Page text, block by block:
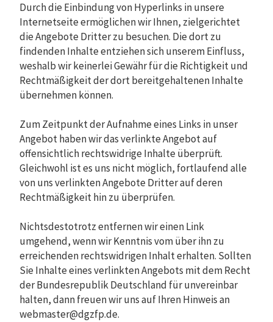
Durch die Einbindung von Hyperlinks in unsere
Internetseite ermöglichen wir Ihnen, zielgerichtet
die Angebote Dritter zu besuchen. Die dort zu
findenden Inhalte entziehen sich unserem Einfluss,
weshalb wir keinerlei Gewähr für die Richtigkeit und
Rechtmäßigkeit der dort bereitgehaltenen Inhalte
übernehmen können.
Zum Zeitpunkt der Aufnahme eines Links in unser
Angebot haben wir das verlinkte Angebot auf
offensichtlich rechtswidrige Inhalte überprüft.
Gleichwohl ist es uns nicht möglich, fortlaufend alle
von uns verlinkten Angebote Dritter auf deren
Rechtmäßigkeit hin zu überprüfen.
Nichtsdestotrotz entfernen wir einen Link
umgehend, wenn wir Kenntnis vom über ihn zu
erreichenden rechtswidrigen Inhalt erhalten. Sollten
Sie Inhalte eines verlinkten Angebots mit dem Recht
der Bundesrepublik Deutschland für unvereinbar
halten, dann freuen wir uns auf Ihren Hinweis an
webmaster@dgzfp.de.